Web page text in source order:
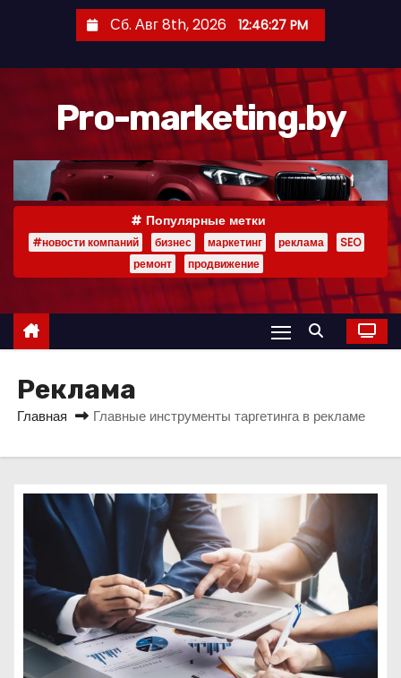
р
у
Сб. Авг 8th, 2026 12:46:29 PM
Pro-marketing.by
Популярные метки
#новости компаний бизнес маркетинг реклама
SEO
ремонт
продвижение
Реклама
Главная Главные инструменты таргетинга в рекламе